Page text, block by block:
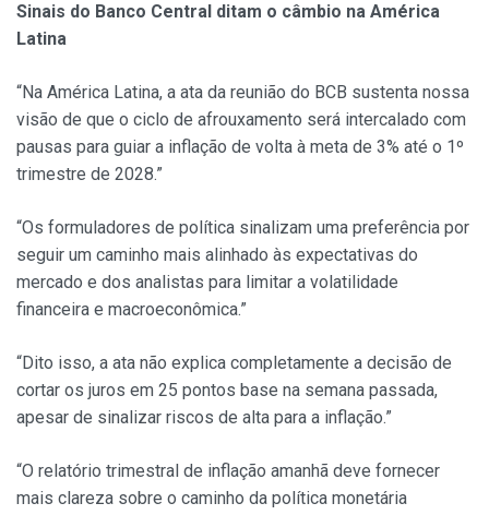
Sinais do Banco Central ditam o câmbio na América
Latina
“Na América Latina, a ata da reunião do BCB sustenta nossa
visão de que o ciclo de afrouxamento será intercalado com
pausas para guiar a inflação de volta à meta de 3% até o 1º
trimestre de 2028.”
“Os formuladores de política sinalizam uma preferência por
seguir um caminho mais alinhado às expectativas do
mercado e dos analistas para limitar a volatilidade
financeira e macroeconômica.”
“Dito isso, a ata não explica completamente a decisão de
cortar os juros em 25 pontos base na semana passada,
apesar de sinalizar riscos de alta para a inflação.”
“O relatório trimestral de inflação amanhã deve fornecer
mais clareza sobre o caminho da política monetária